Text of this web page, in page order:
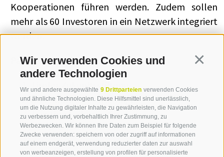
Wir verwenden Cookies und
andere Technologien
Wir und andere ausgewählte 9 Drittparteien verwenden Cookies
und ähnliche Technologien. Diese Hilfsmittel sind unerlässlich,
um die Nutzung digitaler Inhalte zu gewährleisten, die Navigation
zu verbessern und, vorbehaltlich Ihrer Zustimmung, zu
Werbezwecken. Wir können Ihre Daten zum Beispiel für folgende
Zwecke verwenden: speichern von oder zugriff auf informationen
auf einem endgerät, verwendung reduzierter daten zur auswahl
von werbeanzeigen, erstellung von profilen für personalisierte
Kooperationen führen werden. Zudem sollen
mehr als 60 Investoren in ein Netzwerk integriert
werden.
Partner
Tiroler Zukunftsstiftung
IDM Südtirol – Alto Adige
Trentino Sviluppo Spa